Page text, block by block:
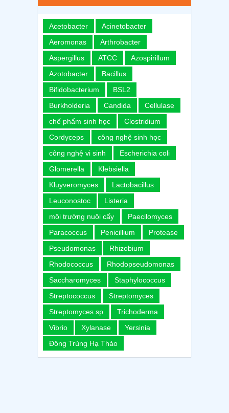
Acetobacter
Acinetobacter
Aeromonas
Arthrobacter
Aspergillus
ATCC
Azospirillum
Azotobacter
Bacillus
Bifidobacterium
BSL2
Burkholderia
Candida
Cellulase
chế phẩm sinh học
Clostridium
Cordyceps
công nghệ sinh học
công nghệ vi sinh
Escherichia coli
Glomerella
Klebsiella
Kluyveromyces
Lactobacillus
Leuconostoc
Listeria
môi trường nuôi cấy
Paecilomyces
Paracoccus
Penicillium
Protease
Pseudomonas
Rhizobium
Rhodococcus
Rhodopseudomonas
Saccharomyces
Staphylococcus
Streptococcus
Streptomyces
Streptomyces sp
Trichoderma
Vibrio
Xylanase
Yersinia
Đông Trùng Hạ Thảo